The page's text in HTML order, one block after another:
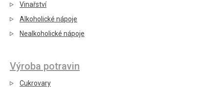
Vinařství
Alkoholické nápoje
Nealkoholické nápoje
Výroba potravin
Cukrovary